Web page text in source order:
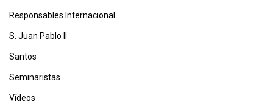
Responsables Internacional
S. Juan Pablo II
Santos
Seminaristas
Vídeos